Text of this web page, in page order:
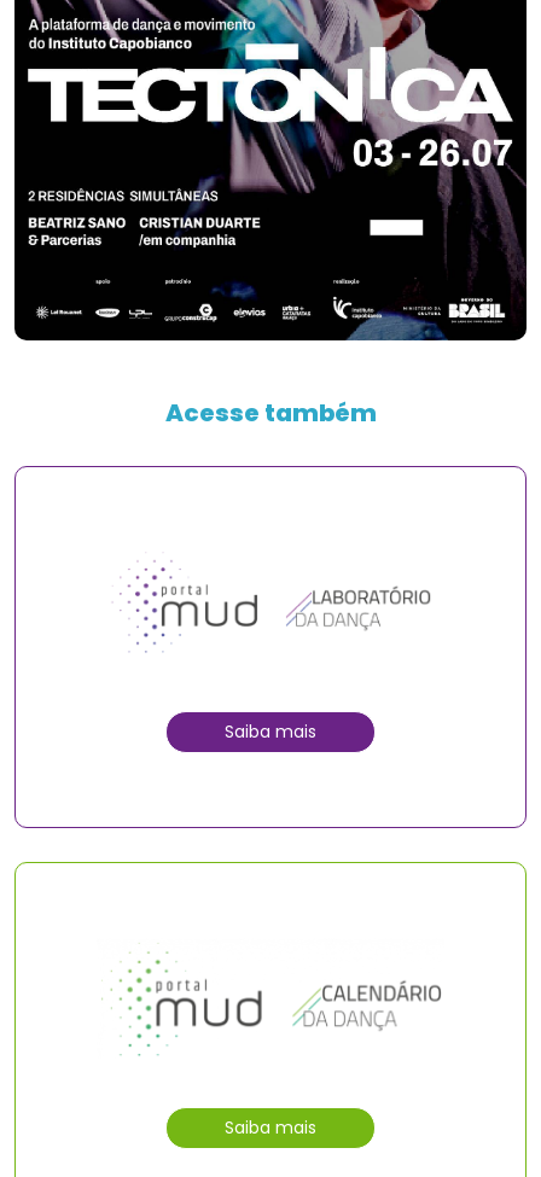
Acesse também
Saiba mais
Saiba mais